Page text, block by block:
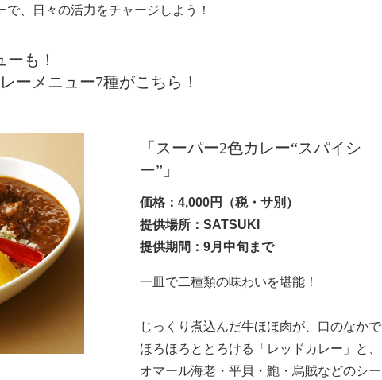
、日々の活力をチャージしよう！
も！
ーメニュー7種がこちら！
「スーパー2色カレー“スパイシ
ー”」
価格：4,000円（税・サ別）
提供場所：SATSUKI
提供期間：9月中旬まで
一皿で二種類の味わいを堪能！
じっくり煮込んだ牛ほほ肉が、口のなかで
ほろほろととろける「レッドカレー」と、
オマール海老・平貝・鮑・烏賊などのシー